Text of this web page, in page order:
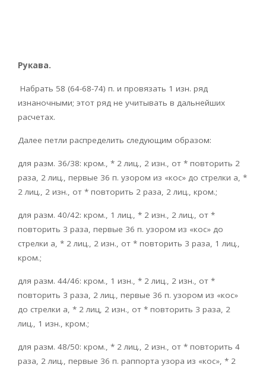
Рукава.
Набрать 58 (64-68-74) п. и провязать 1 изн. ряд
изнаночными; этот ряд не учитывать в дальнейших
расчетах.
Далее петли распределить следующим образом:
для разм. 36/38: кром., * 2 лиц., 2 изн., от * повторить 2
раза, 2 лиц., первые 36 п. узором из «кос» до стрелки а, *
2 лиц., 2 изн., от * повторить 2 раза, 2 лиц., кром.;
для разм. 40/42: кром., 1 лиц., * 2 изн., 2 лиц., от *
повторить 3 раза, первые 36 п. узором из «кос» до
стрелки а, * 2 лиц., 2 изн., от * повторить 3 раза, 1 лиц.,
кром.;
для разм. 44/46: кром., 1 изн., * 2 лиц., 2 изн., от *
повторить 3 раза, 2 лиц., первые 36 п. узором из «кос»
до стрелки а, * 2 лиц, 2 изн., от * повторить 3 раза, 2
лиц., 1 изн., кром.;
для разм. 48/50: кром., * 2 лиц., 2 изн., от * повторить 4
раза, 2 лиц., первые 36 п. раппорта узора из «кос», * 2